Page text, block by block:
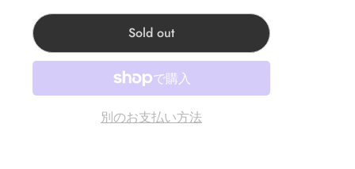
Corner Chrome hearts 原宿:東京都渋谷区神宫前3-22-6
Corner Accessory心斎橋:大阪府大阪市中央区心斎橋筋1-2-
Corner Clothing Store 心斎橋:大阪府大阪市中央区心斎橋
筋1-2-4
Corner Kobe神戸店:兵庫県神戸市中央区三宮町１丁目６
Sold out
別のお支払い方法